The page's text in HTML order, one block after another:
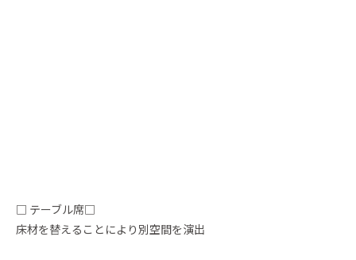
□ テーブル席□
床材を替えることにより別空間を演出